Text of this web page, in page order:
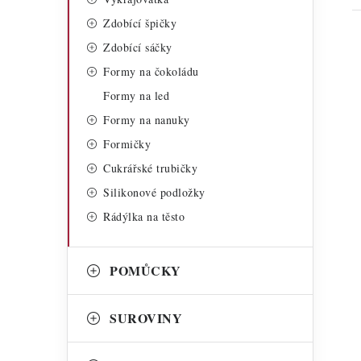
Zdobící špičky
Zdobící sáčky
Formy na čokoládu
Formy na led
Formy na nanuky
Formičky
Cukrářské trubičky
Silikonové podložky
Rádýlka na těsto
POMŮCKY
SUROVINY